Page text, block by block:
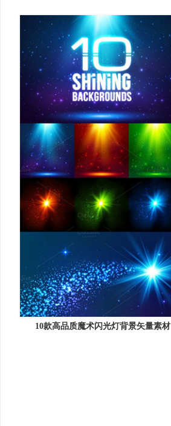
10款高品质魔术闪光灯背景矢量素材